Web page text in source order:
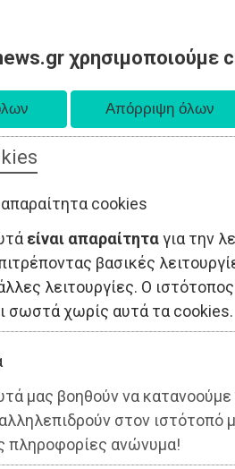
χρησιμοποιούμε
cookies
είναι απαραίτηταγια την
βασικές
λειτουργίες. Ο
σωστά χωρίς αυτά τα cookies.
μας βοηθούν να κατανοούμε
στον ιστότοπό
πληροφορίες ανώνυμα!